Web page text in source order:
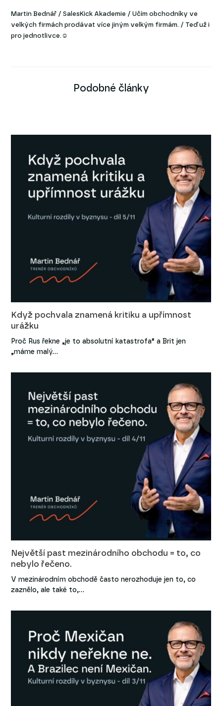
Martin Bednář / SalesKick Akademie / Učím obchodníky ve
velkých firmách prodávat více jiným velkým firmám. / Teď už i
pro jednotlivce.☺
Podobné články
Když pochvala znamená kritiku a upřímnost
urážku
Proč Rus řekne „je to absolutní katastrofa“ a Brit jen
„máme malý…
Největší past mezinárodního obchodu = to, co
nebylo řečeno.
V mezinárodním obchodě často nerozhoduje jen to, co
zaznělo, ale také to,…